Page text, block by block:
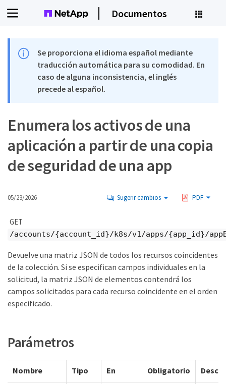
Documentos
Se proporciona el idioma español mediante
traducción automática para su comodidad. En
caso de alguna inconsistencia, el inglés
precede al español.
Enumera los activos de una
aplicación a partir de una copia
de seguridad de una app
05/23/2026 Sugerir cambios PDF
GET
/accounts/{account_id}/k8s/v1/apps/{app_id}/
Devuelve una matriz JSON de todos los recursos coincidentes
de la colección. Si se especifican campos individuales en la
solicitud, la matriz JSON de elementos contendrá los
campos solicitados para cada recurso coincidente en el orden
especificado.
Parámetros
Nombre Tipo En Obligatorio